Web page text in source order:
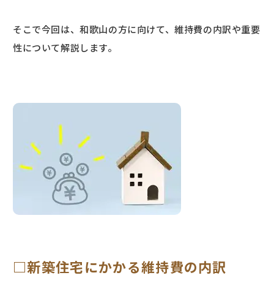
そこで今回は、和歌山の方に向けて、維持費の内訳や重要
性について解説します。
□新築住宅にかかる維持費の内訳